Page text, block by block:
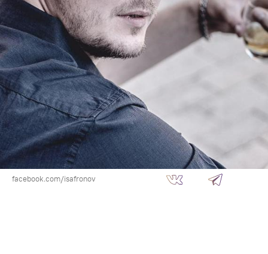
facebook.com/isafronov